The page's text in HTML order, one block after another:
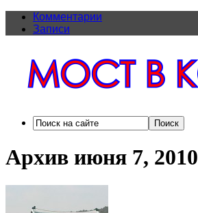
Комментарии
Записи
Архив июня 7, 2010